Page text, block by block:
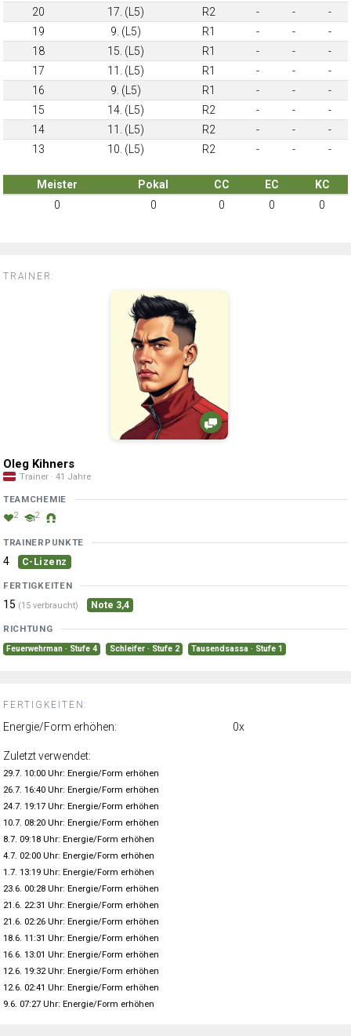
20
17. (L5) R2 - -
-
19
9. (L5) R1 - -
-
18
15. (L5) R1 - -
-
17
11. (L5) R1 - -
-
16
9. (L5) R1 - -
-
15
14. (L5) R2 - -
-
14
11. (L5) R2 - -
-
13
10. (L5) R2 - - -
Meister Pokal CC EC
KC
0
0 0 0 0
TRAINER:
Oleg Kihners
Trainer · 41 Jahre
TEAMCHEMIE
2 2
TRAINERPUNKTE
4 C-Lizenz
FERTIGKEITEN
15 (15 verbraucht) Note 3,4
RICHTUNG
Feuerwehrman · Stufe 4 Schleifer · Stufe 2 Tausendsassa · Stufe 1
FERTIGKEITEN:
Energie/Form erhöhen: 0x
Zuletzt verwendet:
29.7. 10:00 Uhr: Energie/Form erhöhen
26.7. 16:40 Uhr: Energie/Form erhöhen
24.7. 19:17 Uhr: Energie/Form erhöhen
10.7. 08:20 Uhr: Energie/Form erhöhen
8.7. 09:18 Uhr: Energie/Form erhöhen
4.7. 02:00 Uhr: Energie/Form erhöhen
1.7. 13:19 Uhr: Energie/Form erhöhen
23.6. 00:28 Uhr: Energie/Form erhöhen
21.6. 22:31 Uhr: Energie/Form erhöhen
21.6. 02:26 Uhr: Energie/Form erhöhen
18.6. 11:31 Uhr: Energie/Form erhöhen
16.6. 13:01 Uhr: Energie/Form erhöhen
12.6. 19:32 Uhr: Energie/Form erhöhen
12.6. 02:41 Uhr: Energie/Form erhöhen
9.6. 07:27 Uhr: Energie/Form erhöhen